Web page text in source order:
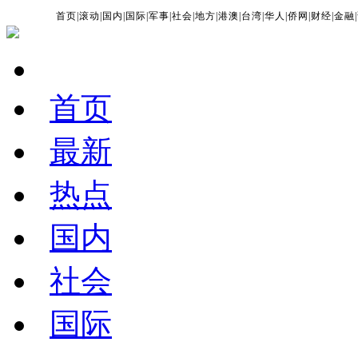
首页 |滚动 国内 国际 |军事 |社会 |地方 |港澳 台湾 |华人 |侨网 财经 |金融 |
首页
最新
热点
国内
社会
国际